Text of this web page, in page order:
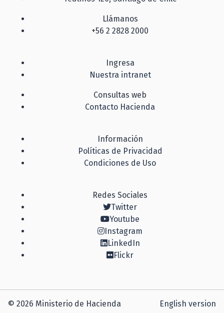
Llámanos
+56 2 2828 2000
Ingresa
Nuestra intranet
Consultas web
Contacto Hacienda
Información
Políticas de Privacidad
Condiciones de Uso
Redes Sociales
Twitter
Youtube
Instagram
LinkedIn
Flickr
© 2026 Ministerio de Hacienda English version